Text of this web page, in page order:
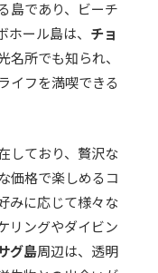
島であり、ビーチ
ール島は、 チョ
名所でも知られ、
イフを満喫できる
しており、贅沢な
価格で楽しめるコ
みに応じて様々な
リングやダイビン
グ島周辺は、透明